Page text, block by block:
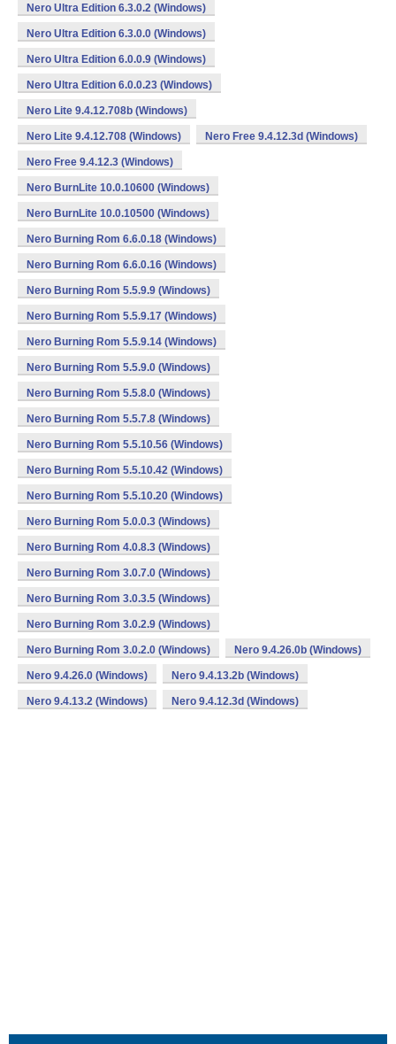
Nero Ultra Edition 6.3.0.2 (Windows)
Nero Ultra Edition 6.3.0.0 (Windows)
Nero Ultra Edition 6.0.0.9 (Windows)
Nero Ultra Edition 6.0.0.23 (Windows)
Nero Lite 9.4.12.708b (Windows)
Nero Lite 9.4.12.708 (Windows) Nero Free 9.4.12.3d (Windows)
Nero Free 9.4.12.3 (Windows)
Nero BurnLite 10.0.10600 (Windows)
Nero BurnLite 10.0.10500 (Windows)
Nero Burning Rom 6.6.0.18 (Windows)
Nero Burning Rom 6.6.0.16 (Windows)
Nero Burning Rom 5.5.9.9 (Windows)
Nero Burning Rom 5.5.9.17 (Windows)
Nero Burning Rom 5.5.9.14 (Windows)
Nero Burning Rom 5.5.9.0 (Windows)
Nero Burning Rom 5.5.8.0 (Windows)
Nero Burning Rom 5.5.7.8 (Windows)
Nero Burning Rom 5.5.10.56 (Windows)
Nero Burning Rom 5.5.10.42 (Windows)
Nero Burning Rom 5.5.10.20 (Windows)
Nero Burning Rom 5.0.0.3 (Windows)
Nero Burning Rom 4.0.8.3 (Windows)
Nero Burning Rom 3.0.7.0 (Windows)
Nero Burning Rom 3.0.3.5 (Windows)
Nero Burning Rom 3.0.2.9 (Windows)
Nero Burning Rom 3.0.2.0 (Windows) Nero 9.4.26.0b (Windows)
Nero 9.4.26.0 (Windows) Nero 9.4.13.2b (Windows)
Nero 9.4.13.2 (Windows) Nero 9.4.12.3d (Windows)